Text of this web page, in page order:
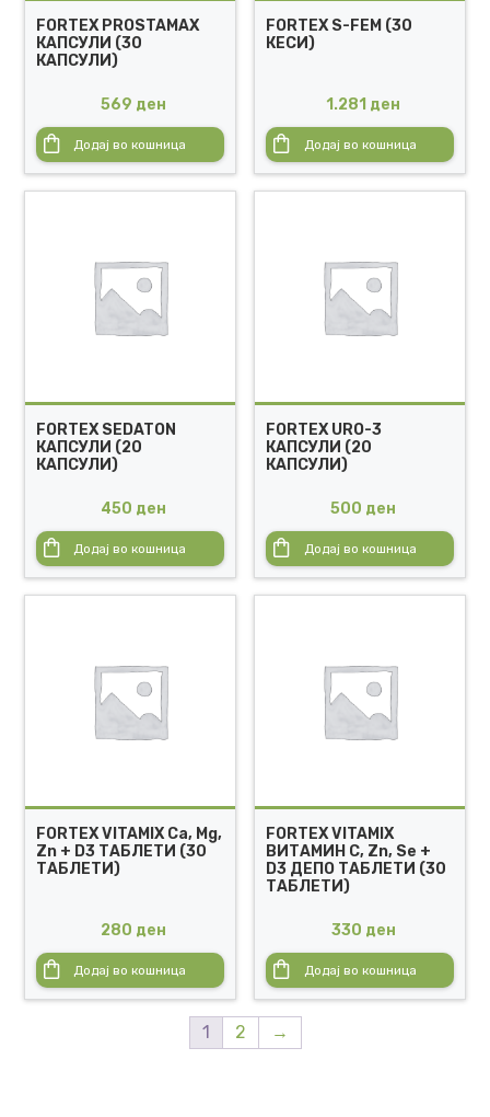
FORTEX PROSTAMAX
КАПСУЛИ (30
КАПСУЛИ)
569 ден
Додај во кошница
FORTEX S-FEM (30
КЕСИ)
1.281 ден
Додај во кошница
FORTEX SEDATON
КАПСУЛИ (20
КАПСУЛИ)
450 ден
Додај во кошница
FORTEX URO-3
КАПСУЛИ (20
КАПСУЛИ)
500 ден
Додај во кошница
FORTEX VITAMIX Ca, Mg,
Zn + D3 ТАБЛЕТИ (30
ТАБЛЕТИ)
280 ден
Додај во кошница
FORTEX VITAMIX
ВИТАМИН C, Zn, Se +
D3 ДЕПО ТАБЛЕТИ (30
ТАБЛЕТИ)
330 ден
Додај во кошница
1 2 →